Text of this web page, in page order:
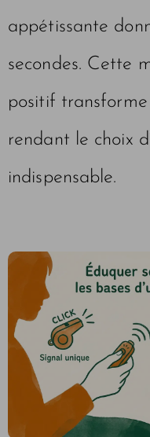
appétissante
secondes. Cette
positif transforme
rendant le choix
indispensable.